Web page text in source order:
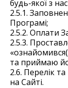
будь-якої з
2.5.1.
Програмі;
2.5.2. Оплати
2.5.3.
та приймаю
2.6. Перелік
на Сайті.